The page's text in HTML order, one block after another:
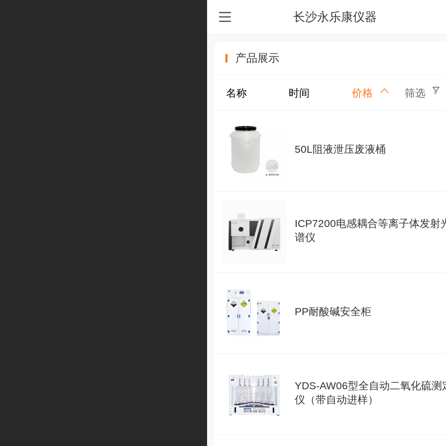
长沙永乐康仪器
产品展示
名称 时间 价格 筛选
50L阻液泄压废液桶
ICP7200电感耦合等离子体发射
谱仪
PP耐酸碱安全柜
YDS-AW06型全自动二氧化硫测
仪（带自动进样）